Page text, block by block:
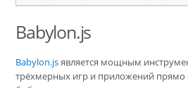
Babylon.js
Babylon.jsявляется мощным
трёхмерных игр и приложений прямо